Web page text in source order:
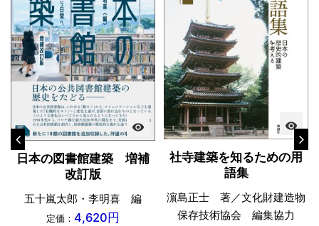
visibility
日本の図書館建築 増補
改訂版
五十嵐太郎・李明喜 編
定価： 4,620円
visibility
社寺建築を知るための用
語集
濵島正士 著／文化財建造物
保存技術協会 編集協力